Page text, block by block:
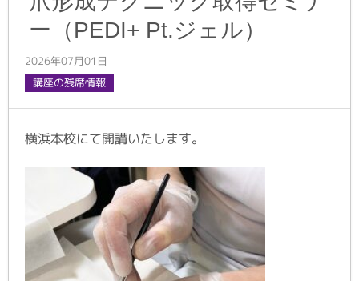
ー（PEDI+ Pt.ジェル）
2026年07月01日
講座の残席情報
横浜本校にて開講いたします。